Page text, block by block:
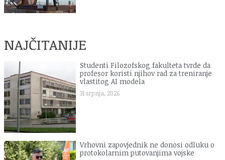
NAJČITANIJE
Studenti Filozofskog fakulteta tvrde da
profesor koristi njihov rad za treniranje
vlastitog AI modela
31 srpnja, 2026
Vrhovni zapovjednik ne donosi odluku o
protokolarnim putovanjima vojske